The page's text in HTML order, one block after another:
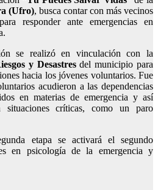
(Ufro), busca contar con más vecinos
responder ante emergencias en
se realizó en vinculación con la
y Desastresdel municipio para
hacia los jóvenes voluntarios. Fue
acudieron a las dependencias
en materias de emergencia y así
situaciones críticas, como un paro
etapa se activará el segundo
en psicología de la emergencia y